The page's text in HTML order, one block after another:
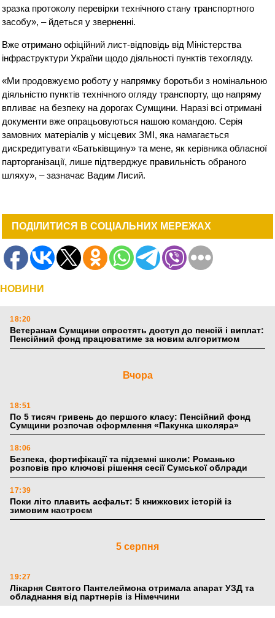
зразка протоколу перевірки технічного стану транспортного
засобу», – йдеться у зверненні.
Вже отримано офіційний лист-відповідь від Міністерства
інфраструктури України щодо діяльності пунктів техогляду.
«Ми продовжуємо роботу у напрямку боротьби з номінальною
діяльністю пунктів технічного огляду транспорту, що напряму
впливає на безпеку на дорогах Сумщини. Наразі всі отримані
документи вже опрацьовуються нашою командою. Серія
замовних матеріалів у місцевих ЗМІ, яка намагається
дискредитувати «Батьківщину» та мене, як керівника обласної
парторганізації, лише підтверджує правильність обраного
шляху», – зазначає Вадим Лисий.
ПОДІЛИТИСЯ В СОЦІАЛЬНИХ МЕРЕЖАХ
НОВИНИ
18:20
Ветеранам Сумщини спростять доступ до пенсій і виплат:
Пенсійний фонд працюватиме за новим алгоритмом
Вчора
18:51
По 5 тисяч гривень до першого класу: Пенсійний фонд
Сумщини розпочав оформлення «Пакунка школяра»
18:06
Безпека, фортифікації та підземні школи: Романько
розповів про ключові рішення сесії Сумської облради
17:39
Поки літо плавить асфальт: 5 книжкових історій із
зимовим настроєм
5 серпня
19:27
Лікарня Святого Пантелеймона отримала апарат УЗД та
обладнання від партнерів із Німеччини